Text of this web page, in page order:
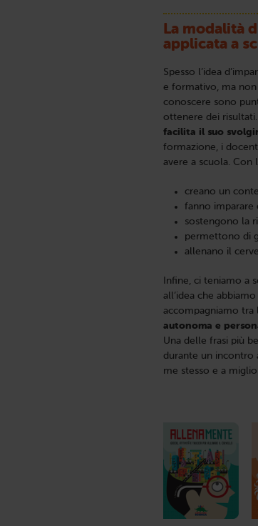
La modalità
applicata a
Spesso l’idea
e formativo, ma non
conoscere sono
ottenere dei risultati.
facilita il suo
formazione, i
avere a scuola.
creano un
fanno imparare
sostengono la
permettono di
allenano il
Infine, ci teniamo a
all’idea che abbiamo
accompagniamo tra
autonoma e
Una delle frasi più
durante un incontro
me stesso e a